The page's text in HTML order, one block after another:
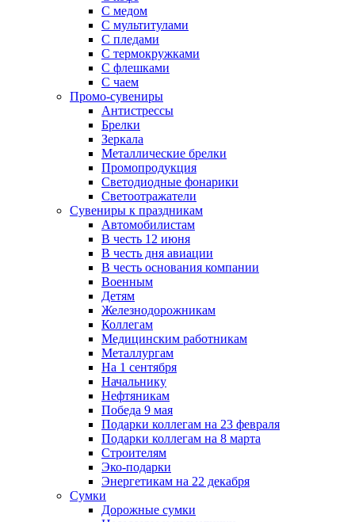
С медом
С мультитулами
С пледами
С термокружками
С флешками
С чаем
Промо-сувениры
Антистрессы
Брелки
Зеркала
Металлические брелки
Промопродукция
Светодиодные фонарики
Светоотражатели
Сувениры к праздникам
Автомобилистам
В честь 12 июня
В честь дня авиации
В честь основания компании
Военным
Детям
Железнодорожникам
Коллегам
Медицинским работникам
Металлургам
На 1 сентября
Начальнику
Нефтяникам
Победа 9 мая
Подарки коллегам на 23 февраля
Подарки коллегам на 8 марта
Строителям
Эко-подарки
Энергетикам на 22 декабря
Сумки
Дорожные сумки